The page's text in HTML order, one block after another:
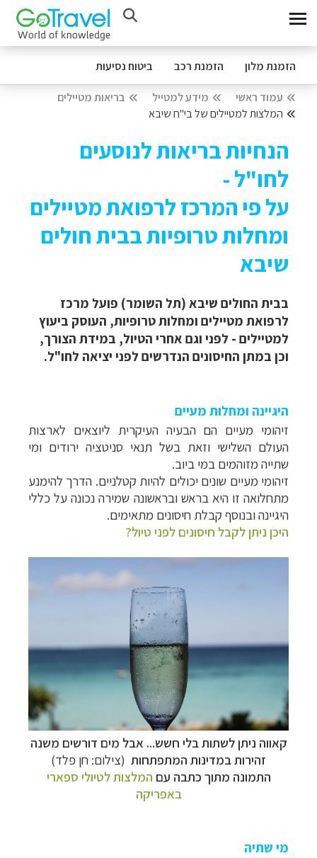
הזמנת מלון הזמנת רכב ביטוח נסיעות
עמוד ראשי מידע למטייל
בריאות מטיילים
המלצות למטיילים של בי"ח שיבא
הנחיות בריאות לנוסעים
לחו"ל -
על פי המרכז לרפואת מטיילים
ומחלות טרופיות בבית חולים
שיבא
בבית החולים שיבא (תל השומר) פועל מרכז
לרפואת מטיילים ומחלות טרופיות, העוסק ביעוץ
למטיילים - לפני וגם אחרי הטיול, במידת הצורך,
וכן במתן החיסונים הנדרשים לפני יציאה לחו"ל.
היגיינה ומחלות מעיים
זיהומי מעיים הם הבעיה העיקרית ליוצאים לארצות
העולם השלישי וזאת בשל תנאי סניטציה ירודים ומי
שתייה מזוהמים במי ביוב.
זיהומי מעיים שונים יכולים להיות קטלניים. הדרך להימנע
מתחלואה זו היא בראש ובראשונה שמירה נכונה על כללי
היגיינה ובנוסף קבלת חיסונים מתאימים.
היכן ניתן לקבל חיסונים לפני טיול?
קאווה ניתן לשתות בלי חשש... אבל מים דורשים משנה
זהירות במדינות המתפתחות (צילום: חן פלד)
התמונה מתוך כתבה עם המלצות לטיולי ספארי
באפריקה
מי שתיה